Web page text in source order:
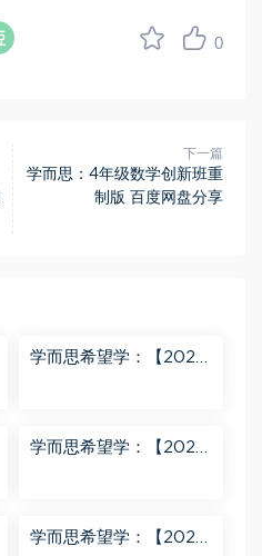
0
下一篇
学而思：4年级数学创新班重
制版 百度网盘分享
学而思希望学：【2024
学而思希望学：【2024
学而思希望学：【2023